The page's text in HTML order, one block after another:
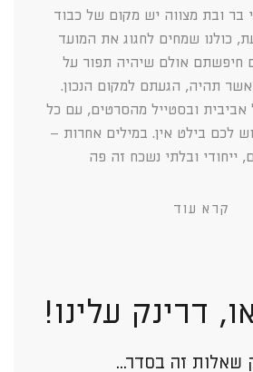
בר ובת מצווה יש מקום של כבוד
כולנו שמחים לחגוג את המועד
חיפשתם אולם שיהיה תפור על
תהיה, הגעתם למקום הנכון.
אביבית ובסטייל מהסרטים, עם כל
לכם בילט אין. במילים אחרות –
ייחודי ובלתי נשכח זה פה
קרא עוד
דרינק עלינו!
שאלות זה בסדר...